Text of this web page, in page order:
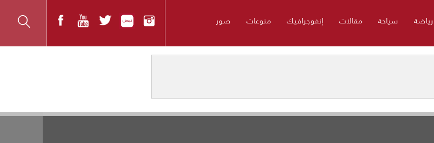
رياضة سياحة مقالات إنفوجرافيك منوعات صور